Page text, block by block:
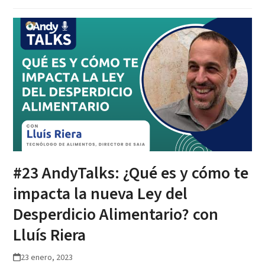
#23 AndyTalks: ¿Qué es y cómo te
impacta la nueva Ley del
Desperdicio Alimentario? con
Lluís Riera
23 enero, 2023